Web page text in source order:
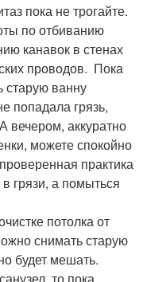
пока не трогайте.
по отбиванию
канавок в стенах
проводов. Пока
старую ванну
попадала грязь,
вечером, аккуратно
можете спокойно
практика
грязи, а помыться
потолка от
снимать старую
будет мешать.
то пока